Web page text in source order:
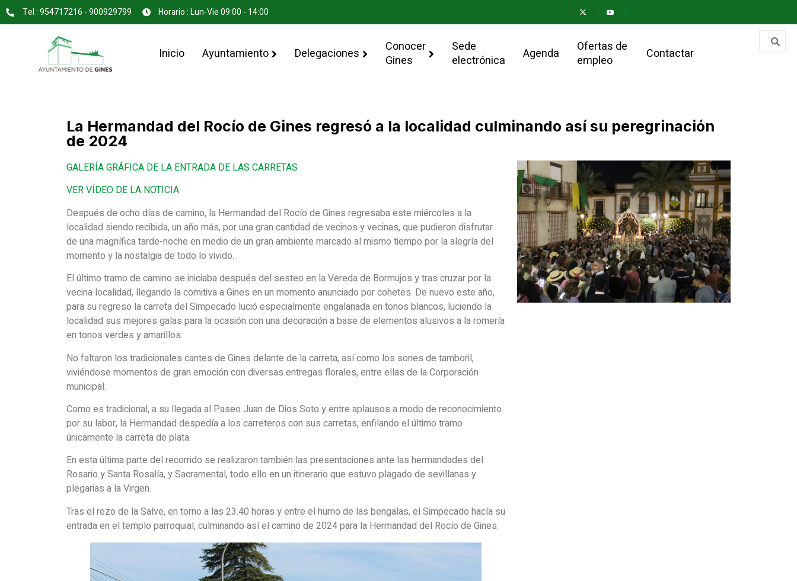
Tel : 954717216 - 900929799 Horario : Lun-Vie 09:00 - 14:00
Inicio Ayuntamiento Delegaciones
Conocer
Gines
Sede
electrónica
Agenda
Ofertas de
empleo
Contactar
La Hermandad del Rocío de Gines regresó a la localidad culminando así su peregrinación
de 2024
GALERÍA GRÁFICA DE LA ENTRADA DE LAS CARRETAS
VER VÍDEO DE LA NOTICIA
Después de ocho días de camino, la Hermandad del Rocío de Gines regresaba este miércoles a la
localidad siendo recibida, un año más, por una gran cantidad de vecinos y vecinas, que pudieron disfrutar
de una magnífica tarde-noche en medio de un gran ambiente marcado al mismo tiempo por la alegría del
momento y la nostalgia de todo lo vivido.
El último tramo de camino se iniciaba después del sesteo en la Vereda de Bormujos y tras cruzar por la
vecina localidad, llegando la comitiva a Gines en un momento anunciado por cohetes. De nuevo este año,
para su regreso la carreta del Simpecado lució especialmente engalanada en tonos blancos, luciendo la
localidad sus mejores galas para la ocasión con una decoración a base de elementos alusivos a la romería
en tonos verdes y amarillos.
No faltaron los tradicionales cantes de Gines delante de la carreta, así como los sones de tamboril,
viviéndose momentos de gran emoción con diversas entregas florales, entre ellas de la Corporación
municipal.
Como es tradicional, a su llegada al Paseo Juan de Dios Soto y entre aplausos a modo de reconocimiento
por su labor, la Hermandad despedía a los carreteros con sus carretas, enfilando el último tramo
únicamente la carreta de plata.
En esta última parte del recorrido se realizaron también las presentaciones ante las hermandades del
Rosario y Santa Rosalía, y Sacramental, todo ello en un itinerario que estuvo plagado de sevillanas y
plegarias a la Virgen.
Tras el rezo de la Salve, en torno a las 23.40 horas y entre el humo de las bengalas, el Simpecado hacía su
entrada en el templo parroquial, culminando así el camino de 2024 para la Hermandad del Rocío de Gines.